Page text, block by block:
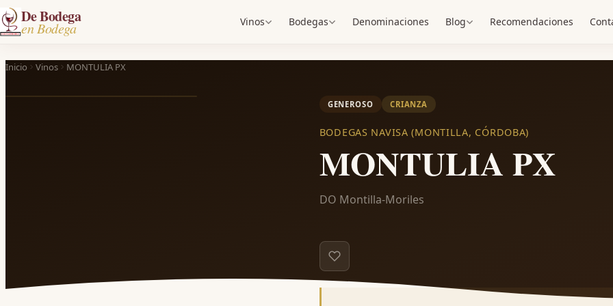
De Bodega
en Bodega Vinos Bodegas Denominaciones Blog Recomendaciones
Inicio Vinos MONTULIA PX
GENEROSO CRIANZA
BODEGAS NAVISA (MONTILLA, CÓRDOBA)
MONTULIA PX
DO Montilla-Moriles